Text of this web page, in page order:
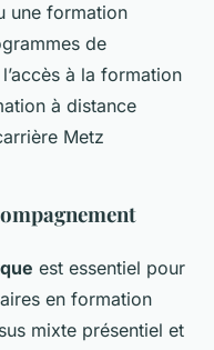
une formation
de
à la formation
à distance
Metz
est essentiel pour
en formation
mixte présentiel et